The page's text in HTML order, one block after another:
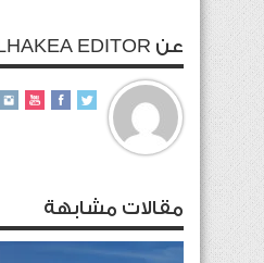
عن ALHAKEA EDITOR
مقالات مشابهة